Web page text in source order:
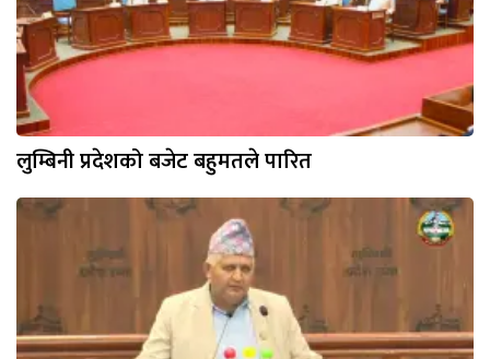
लुम्बिनी प्रदेशको बजेट बहुमतले पारित